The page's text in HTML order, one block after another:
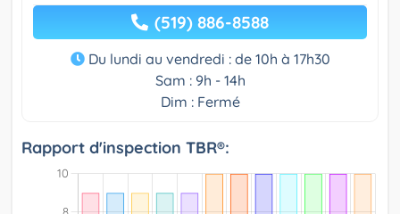
(519) 886-8588
Du lundi au vendredi : de 10h à 17h30
Sam : 9h - 14h
Dim : Fermé
Rapport d'inspection TBR®: